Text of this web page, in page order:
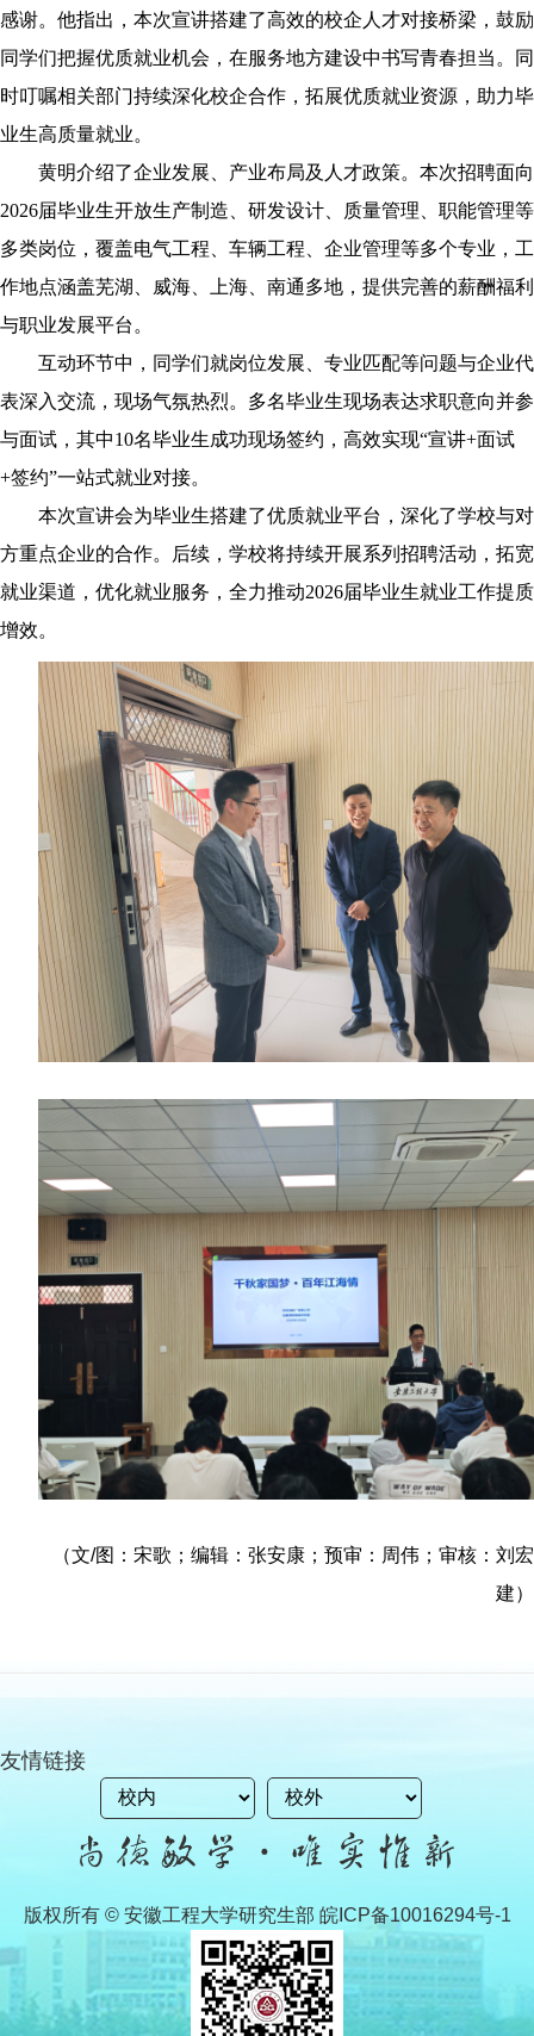
感谢。他指出，本次宣讲搭建了高效的校企人才对接桥梁，鼓励
同学们把握优质就业机会，在服务地方建设中书写青春担当。同
时叮嘱相关部门持续深化校企合作，拓展优质就业资源，助力毕
业生高质量就业。
黄明介绍了企业发展、产业布局及人才政策。本次招聘面向
2026届毕业生开放生产制造、研发设计、质量管理、职能管理等
多类岗位，覆盖电气工程、车辆工程、企业管理等多个专业，工
作地点涵盖芜湖、威海、上海、南通多地，提供完善的薪酬福利
与职业发展平台。
互动环节中，同学们就岗位发展、专业匹配等问题与企业代
表深入交流，现场气氛热烈。多名毕业生现场表达求职意向并参
与面试，其中10名毕业生成功现场签约，高效实现“宣讲+面试
+签约”一站式就业对接。
本次宣讲会为毕业生搭建了优质就业平台，深化了学校与对
方重点企业的合作。后续，学校将持续开展系列招聘活动，拓宽
就业渠道，优化就业服务，全力推动2026届毕业生就业工作提质
增效。
（文/图：宋歌；编辑：张安康；预审：周伟；审核：刘宏
建）
友情链接
版权所有 © 安徽工程大学研究生部 皖ICP备10016294号-1